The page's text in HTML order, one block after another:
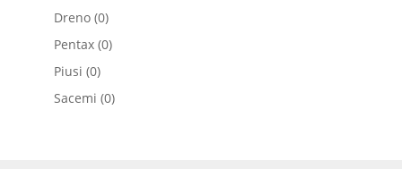
Dreno 00
izdelkov
Pentax 00
Piusi 00
izdelkov
Sacemi 00